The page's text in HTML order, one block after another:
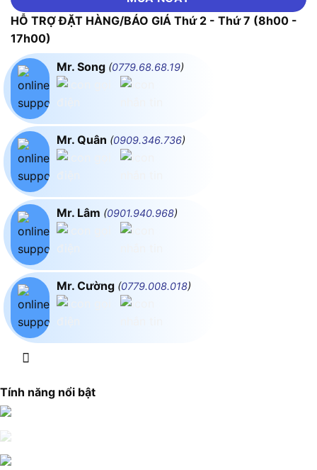
HỖ TRỢ ĐẶT HÀNG/BÁO GIÁ Thứ 2 - Thứ 7 (8h00 -
17h00)
Mr. Song (0779.68.68.19)
Mr. Quân (0909.346.736)
Mr. Lâm (0901.940.968)
Mr. Cường (0779.008.018)
Tính năng nổi bật